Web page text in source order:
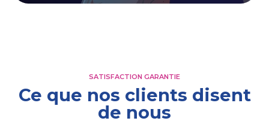
SATISFACTION GARANTIE
Ce que nos clients disent
de nous